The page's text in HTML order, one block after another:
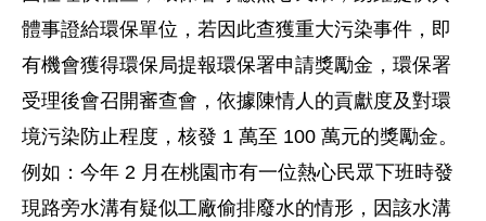
體事證給環保單位，若因此查獲重大污染事件，即
有機會獲得環保局提報環保署申請獎勵金，環保署
受理後會召開審查會，依據陳情人的貢獻度及對環
境污染防止程度，核發 1 萬至 100 萬元的獎勵金。
例如：今年 2 月在桃園市有一位熱心民眾下班時發
現路旁水溝有疑似工廠偷排廢水的情形，因該水溝